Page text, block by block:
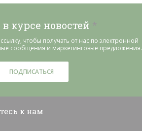
в курсе новостей *
чтобы получать от нас по электронной
сообщения и маркетинговые предложения.
ПОДПИСАТЬСЯ
к нам